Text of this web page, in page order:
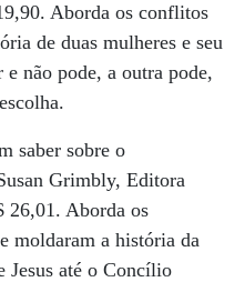
Aborda os conflitos
de duas mulheres e seu
não pode, a outra pode,
saber sobre o
Grimbly, Editora
26,01. Aborda os
moldaram a história da
Jesus até o Concílio